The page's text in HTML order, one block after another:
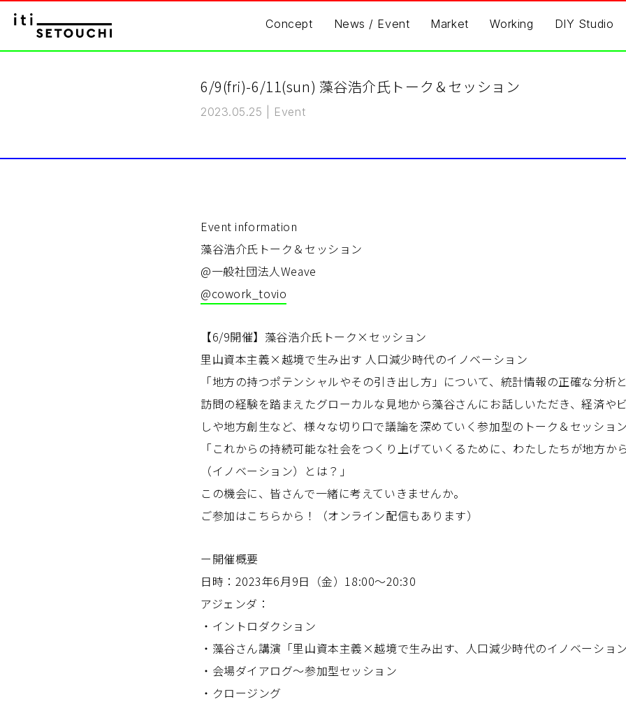
Concept News / Event Market Working DIY Studio
6/9(fri)-6/11(sun) 藻谷浩介氏トーク＆セッション
2023.05.25 Event
Event information
藻谷浩介氏トーク＆セッション
@一般社団法人Weave
@cowork_tovio
【6/9開催】藻谷浩介氏トーク×セッション
里山資本主義×越境で生み出す 人口減少時代のイノベーション
「地方の持つポテンシャルやその引き出し方」について、統計情報の正確な分析
訪問の経験を踏まえたグローカルな見地から藻谷さんにお話しいただき、経済や
しや地方創生など、様々な切り口で議論を深めていく参加型のトーク＆セッショ
「これからの持続可能な社会をつくり上げていくるために、わたしたちが地方か
（イノベーション）とは？」
この機会に、皆さんで一緒に考えていきませんか。
ご参加はこちらから！（オンライン配信もあります）
ー開催概要
日時：2023年6月9日（金）18:00～20:30
アジェンダ：
・イントロダクション
・藻谷さん講演「里山資本主義×越境で生み出す、人口減少時代のイノベーショ
・会場ダイアログ〜参加型セッション
・クロージング